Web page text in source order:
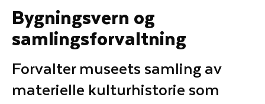
Bygningsvern og
samlingsforvaltning
Forvalter museets samling av
materielle kulturhistorie som